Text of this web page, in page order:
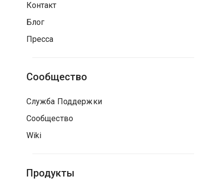
Контакт
Блог
Пресса
Сообщество
Служба Поддержки
Сообщество
Wiki
Продукты